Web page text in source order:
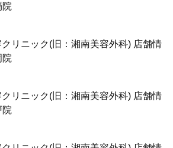
院
リニック(旧：湘南美容外科) 店舗情
院
リニック(旧：湘南美容外科) 店舗情
院